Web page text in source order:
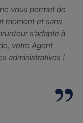
vous permet de
moment et sans
s’adapte à
votre Agent
administratives !